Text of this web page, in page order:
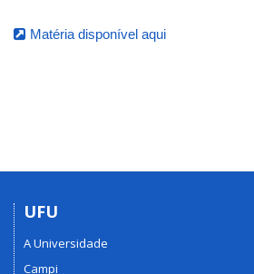
Matéria disponível aqui
UFU
A Universidade
Campi